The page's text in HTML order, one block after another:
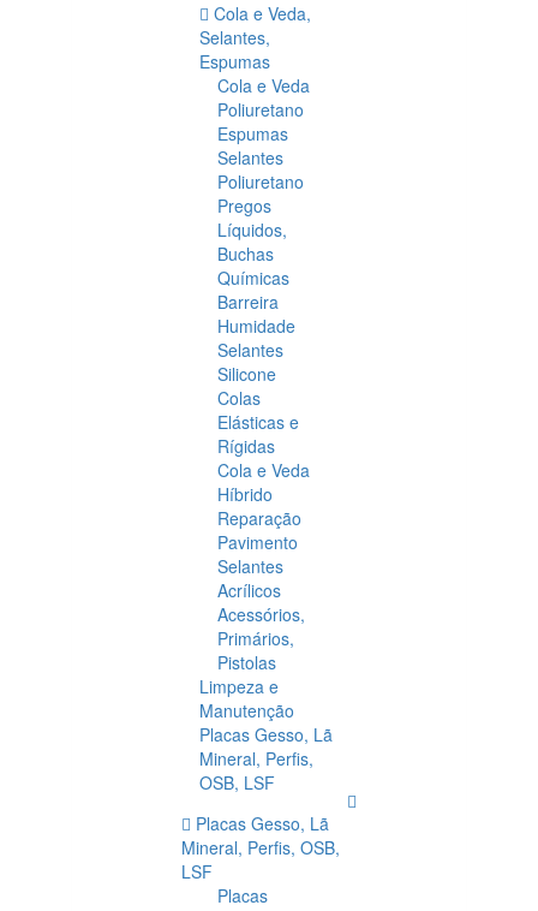
Cola e Veda,
Selantes,
Espumas
Cola e Veda
Poliuretano
Espumas
Selantes
Poliuretano
Pregos
Líquidos,
Buchas
Químicas
Barreira
Humidade
Selantes
Silicone
Colas
Elásticas e
Rígidas
Cola e Veda
Híbrido
Reparação
Pavimento
Selantes
Acrílicos
Acessórios,
Primários,
Pistolas
Limpeza e
Manutenção
Placas Gesso, Lã
Mineral, Perfis,
OSB, LSF
Placas Gesso, Lã
Mineral, Perfis, OSB,
LSF
Placas